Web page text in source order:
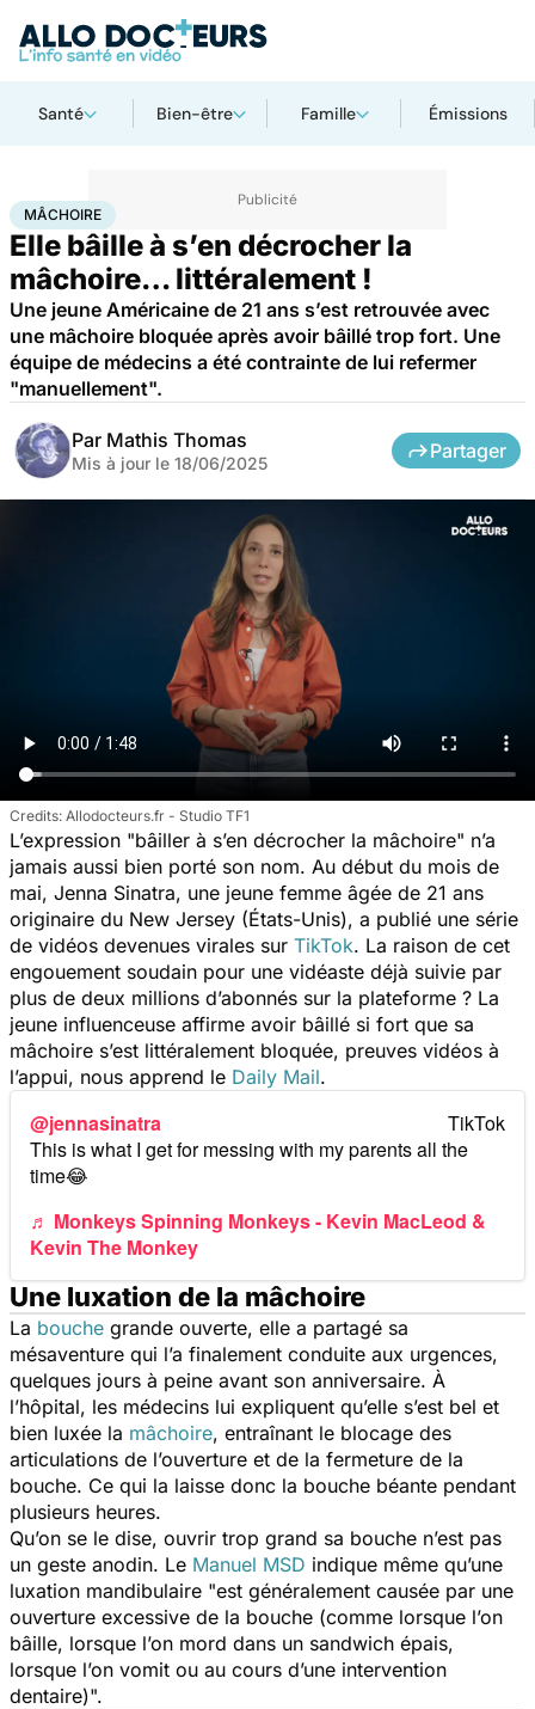
Santé Bien-être Famille Émissions
AccueilSanté Mâchoire
MÂCHOIRE
Elle bâille à s’en décrocher la
mâchoire… littéralement !
Une jeune Américaine de 21 ans s’est retrouvée avec
une mâchoire bloquée après avoir bâillé trop fort. Une
équipe de médecins a été contrainte de lui refermer
"manuellement".
Par Mathis Thomas
Mis à jour le 18/06/2025
Partager
Allodocteurs.fr - Studio TF1
L’expression "bâiller à s’en décrocher la mâchoire" n’a
jamais aussi bien porté son nom. Au début du mois de
mai, Jenna Sinatra, une jeune femme âgée de 21 ans
originaire du New Jersey (États-Unis), a publié une série
de vidéos devenues virales sur TikTok. La raison de cet
engouement soudain pour une vidéaste déjà suivie par
plus de deux millions d’abonnés sur la plateforme ? La
jeune influenceuse affirme avoir bâillé si fort que sa
mâchoire s’est littéralement bloquée, preuves vidéos à
l’appui, nous apprend le Daily Mail.
@jennasinatra
This is what I get for messing with my parents all the
time😂
♬ Monkeys Spinning Monkeys - Kevin MacLeod &
Kevin The Monkey
Une luxation de la mâchoire
La bouche grande ouverte, elle a partagé sa
mésaventure qui l’a finalement conduite aux urgences,
quelques jours à peine avant son anniversaire. À
l’hôpital, les médecins lui expliquent qu’elle s’est bel et
bien luxée la mâchoire, entraînant le blocage des
articulations de l’ouverture et de la fermeture de la
bouche. Ce qui la laisse donc la bouche béante pendant
plusieurs heures.
Qu’on se le dise, ouvrir trop grand sa bouche n’est pas
un geste anodin. Le Manuel MSD indique même qu’une
luxation mandibulaire "est généralement causée par une
ouverture excessive de la bouche (comme lorsque l’on
bâille, lorsque l’on mord dans un sandwich épais,
lorsque l’on vomit ou au cours d’une intervention
dentaire)".